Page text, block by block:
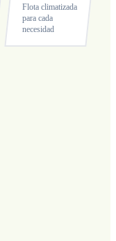
Flota climatizada
para cada
necesidad